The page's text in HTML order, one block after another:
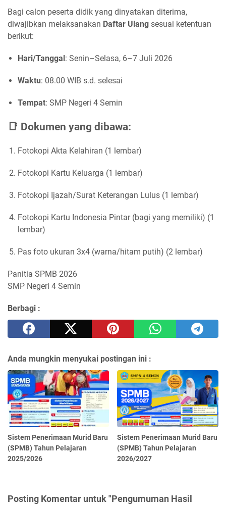
Bagi calon peserta didik yang dinyatakan diterima,
diwajibkan melaksanakan Daftar Ulang sesuai ketentuan
berikut:
Hari/Tanggal : Senin–Selasa, 6–7 Juli 2026
Waktu: 08.00 WIB s.d. selesai
Tempat: SMP Negeri 4 Semin
📑 Dokumen yang dibawa:
Fotokopi Akta Kelahiran (1 lembar)
Fotokopi Kartu Keluarga (1 lembar)
Fotokopi Ijazah/Surat Keterangan Lulus (1 lembar)
Fotokopi Kartu Indonesia Pintar (bagi yang memiliki) (1
lembar)
Pas foto ukuran 3x4 (warna/hitam putih) (2 lembar)
Panitia SPMB 2026
SMP Negeri 4 Semin
Berbagi :
Anda mungkin menyukai postingan ini :
Sistem Penerimaan Murid Baru
(SPMB) Tahun Pelajaran
2025/2026
Sistem Penerimaan Murid Baru
(SPMB) Tahun Pelajaran
2026/2027
Posting Komentar untuk "Pengumuman Hasil